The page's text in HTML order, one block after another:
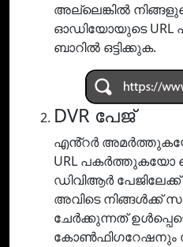
അല്ലെങ്കിൽ
ഓഡിയോയുടെ URL
ബാറിൽ ഒട്ടിക്കുക.
DVR പേജ്
എൻ്റർ
URL പകർത്തുകയോ
ഡിവിആർ
അവിടെ നിങ്ങൾക്ക്
ചേർക്കുന്നത്
കോൺഫിഗറേഷനും